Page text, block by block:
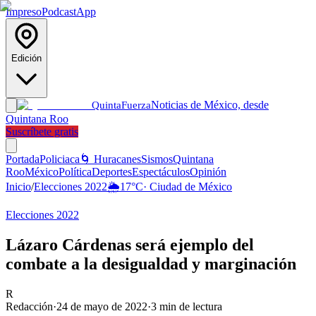
ImpresoPodcastApp
Edición
QuintaFuerzaNoticias de México, desde
Quintana Roo
Suscríbete gratis
PortadaPoliciaca 🌀 HuracanesSismosQuintana
RooMéxicoPolíticaDeportesEspectáculosOpinión
Inicio/Elecciones 2022🌦️17°C· Ciudad de México
Elecciones 2022
Lázaro Cárdenas será ejemplo del
combate a la desigualdad y marginación
R
Redacción·24 de mayo de 2022·3 min de lectura